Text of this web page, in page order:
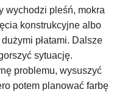
wychodzi pleśń, mokra
konstrukcyjne albo
płatami. Dalsze
sytuację.
problemu, wysuszyć
potem planować farbę